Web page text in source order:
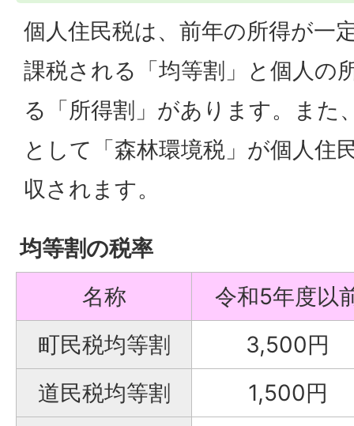
個人住民税は、前年の所得が一
課税される「均等割」と個人の
る「所得割」があります。また
として「森林環境税」が個人住
収されます。
均等割の税率
名称
令和5年度以
町民税均等割
3,500円
道民税均等割
1,500円